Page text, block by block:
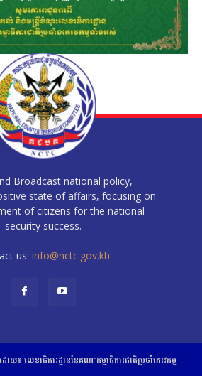
Broadcast national policy,
state of affairs, focusing on
of citizens for the national
security success.
us: info@nctc.gov.kh
លេខាធិការដ្ឋាននៃគណៈកម្មាធិការជាតិប្រចាំភេរវកម្ម